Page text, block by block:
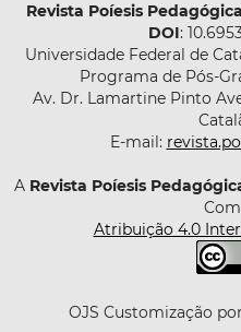
Revista Poíesis Pedagógica
DOI:
Universidade Federal de
Programa de Pós-
Av. Dr. Lamartine Pinto
E-mail:
A Revista Poíesis
Atribuição 4.0
OJS Customização